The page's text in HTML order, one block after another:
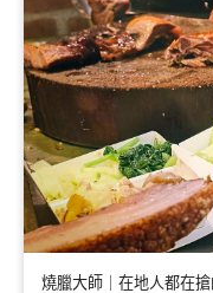
燒臘大師｜在地人都在